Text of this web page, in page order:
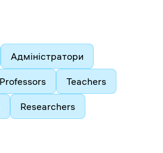
Адміністратори
Professors Teachers
Researchers